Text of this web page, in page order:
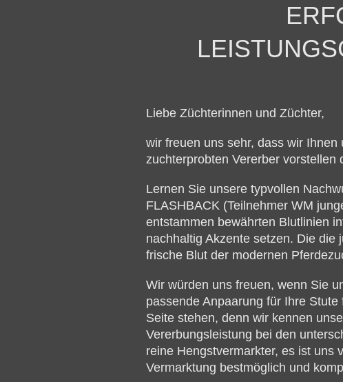
Liebe Züchterinnen und Züchter,
wir freuen uns sehr, dass wir
zuchterprobten Vererber vorstellen
Lernen Sie unsere typvollen
FLASHBACK (Teilnehmer WM
entstammen bewährten Blutlinien
nachhaltig Akzente setzen. Die die
frische Blut der modernen
Wir würden uns freuen, wenn Sie
passende Anpaarung für Ihre
Seite stehen, denn wir kennen
Vererbungsleistung bei den
reine Hengstvermarkter, es ist uns
Vermarktung bestmöglich und